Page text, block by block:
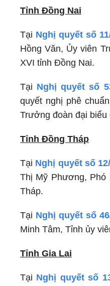
Tỉnh Đồng Nai
Tại Nghị quyết số
Hồng Văn, Ủy viên
XVI tỉnh Đồng Nai.
Tại Nghị quyết số
quyết nghị phê
Trưởng đoàn đại
Tỉnh Đồng Tháp
Tại Nghị quyết số
Thị Mỹ Phương,
Tháp.
Tại Nghị quyết số
Minh Tâm, Tỉnh ủy
Tỉnh Gia Lai
Tại Nghị quyết số